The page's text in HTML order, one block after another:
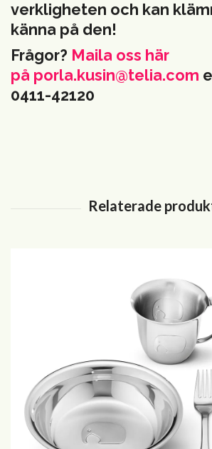
verkligheten och kan
känna på den!
Frågor? Maila oss här
på porla.kusin@telia.com
0411-42120